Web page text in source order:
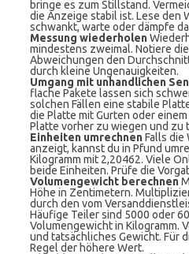
bringe es zum Stillstand.
die Anzeige stabil ist. Lese den
schwankt, warte oder dämpfe
Messung wiederholen
mindestens zweimal. Notiere
Abweichungen den
durch kleine Ungenauigkeiten.
Umgang mit unhandlichen
flache Pakete lassen sich
solchen Fällen eine stabile
die Platte mit Gurten oder
Platte vorher zu wiegen und zu
Einheiten umrechnenFalls die
anzeigt, kannst du in Pfund
Kilogramm mit 2,20462. Viele
beide Einheiten. Prüfe die
Volumengewicht berechnen
Höhe in Zentimetern.
durch den vom
Häufige Teiler sind 5000 oder
Volumengewicht in Kilogramm.
und tatsächliches Gewicht. Für
Regel der höhere Wert.